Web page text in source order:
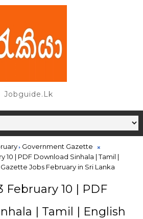
Jobguide.lk
Government Gazette
10 | PDF Download Sinhala | Tamil |
Jobs February in Sri Lanka
February 10 | PDF
| Tamil | English